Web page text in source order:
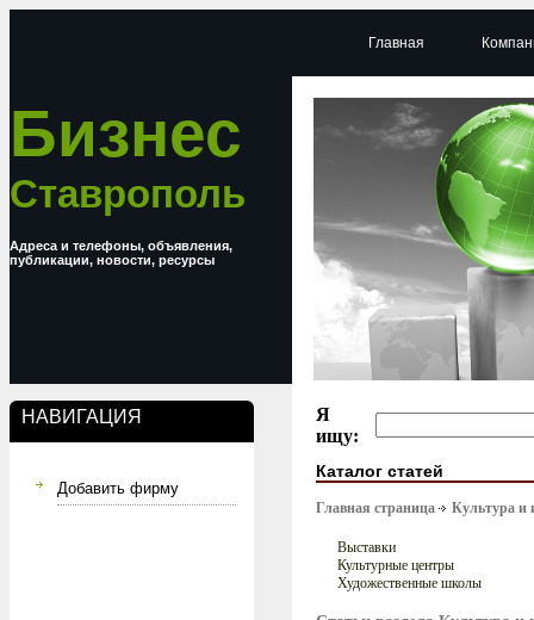
Бизнес
Ставрополь
Адреса и телефоны, объявления,
публикации, новости, ресурсы
НАВИГАЦИЯ
Добавить фирму
Главная
Я
ищу:
Каталог статей
Главная страница Культура и
Выставки
Культурные центры
Художественные школы